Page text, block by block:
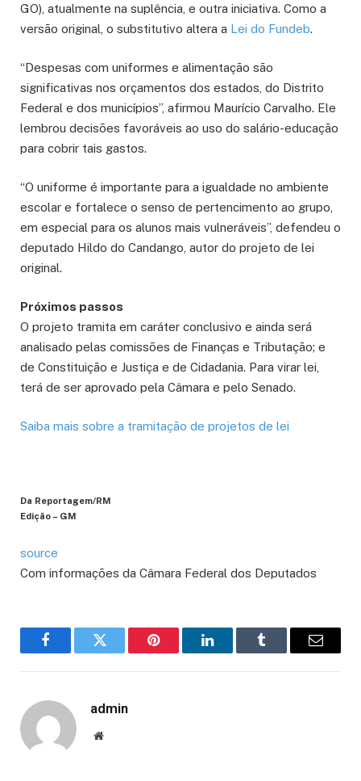
GO), atualmente na suplência, e outra iniciativa. Como a
versão original, o substitutivo altera a Lei do Fundeb.
“Despesas com uniformes e alimentação são
significativas nos orçamentos dos estados, do Distrito
Federal e dos municípios”, afirmou Maurício Carvalho. Ele
lembrou decisões favoráveis ao uso do salário-educação
para cobrir tais gastos.
“O uniforme é importante para a igualdade no ambiente
escolar e fortalece o senso de pertencimento ao grupo,
em especial para os alunos mais vulneráveis”, defendeu o
deputado Hildo do Candango, autor do projeto de lei
original.
Próximos passos
O projeto tramita em caráter conclusivo e ainda será
analisado pelas comissões de Finanças e Tributação; e
de Constituição e Justiça e de Cidadania. Para virar lei,
terá de ser aprovado pela Câmara e pelo Senado.
Saiba mais sobre a tramitação de projetos de lei
Da Reportagem/RM
Edição – GM
source
Com informações da Câmara Federal dos Deputados
FacebookTwitter Pinterest LinkedInTumblr Email
admin
Website